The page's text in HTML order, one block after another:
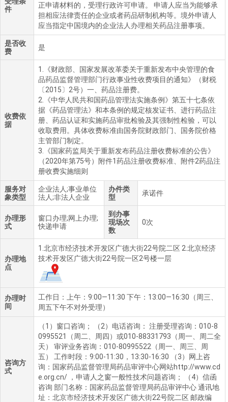
件
正申请材料的，受理行政许可申请。 申请人应当为能够承
担相应法律责任的企业或者药品研制机构等。境外申请人
应当指定中国境内的企业法人办理相关药品注册事项。
是否收
费
是
收费依
据
1.《财政部、国家发展改革委关于重新发布中央管理的食
品药品监督管理部门行政事业性收费项目的通知》（财税
〔2015〕2号）一、药品注册费。
2.《中华人民共和国药品管理法实施条例》第五十七条依
据《药品管理法》和本条例的规定核发证书、进行药品注
册、药品认证和实施药品审批检验及其强制性检验，可以
收取费用。具体收费标准由国务院财政部门、国务院价格
主管部门制定。
3.《国家药监局关于重新发布药品注册收费标准的公告》
（2020年第75号）附件1药品注册收费标准、附件2药品注
册收费实施细则
服务对
象类型
企业法人;事业单位
法人;非法人企业
办件类
型
承诺件
办理形
式
窗口办理;网上办理;
快递申请
到办事
现场次
数
0次
办理地
点
1.北京市经济技术开发区广德大街22号院二区 2.北京经济
技术开发区广德大街22号院一区2号楼一层
办理时
间
工作日：上午：9:00—11:30 下午：13:00—16:30（周三、
周五下午不对外受理）
咨询方
式
（1）窗口咨询； （2）电话咨询： 注册受理咨询：010-8
0995521（周二、周四）或010-88331793（周一、周二全
天） 审评业务咨询：010-80995522（周一、周三、周
五） 工作时段：9:00-11:30，13:30-16:30 （3）网上咨
询：国家药品监督管理局药品审评中心网站http://www.cd
e.org.cn/ ，申请人之窗一般性技术问题咨询； （4）信函
咨询 部门名称：国家药品监督管理局药品审评中心 通讯地
址：北京市经济技术开发区广德大街22号院二区 邮政编